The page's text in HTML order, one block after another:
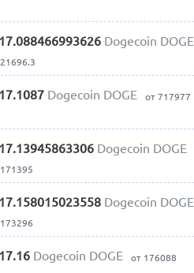
17.088466993626 Dogecoin DOGE
17.1087 Dogecoin DOGE от 717977
17.13945863306 Dogecoin DOGE
17.158015023558 Dogecoin DOGE
17.16 Dogecoin DOGE от 176088